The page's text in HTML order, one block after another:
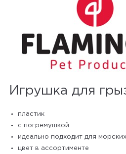
Игрушка для
пластик
с погремушкой
идеально подходит для
цвет в ассортименте